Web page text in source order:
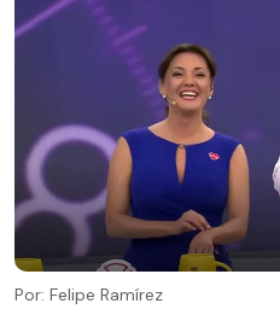
Por: Felipe Ramírez